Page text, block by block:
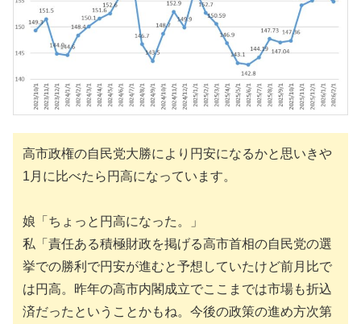
高市政権の自民党大勝により円安になるかと思いきや
1月に比べたら円高になっています。
娘「ちょっと円高になった。」
私「責任ある積極財政を掲げる高市首相の自民党の選
挙での勝利で円安が進むと予想していたけど前月比で
は円高。昨年の高市内閣成立でここまでは市場も折込
済だったということかもね。今後の政策の進め方次第